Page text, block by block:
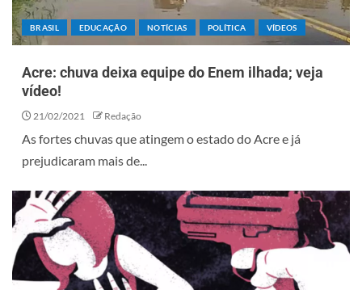
BRASIL EDUCAÇÃO NOTÍCIAS POLÍTICA VÍDEOS
Acre: chuva deixa equipe do Enem ilhada; veja
vídeo!
21/02/2021 Redação
As fortes chuvas que atingem o estado do Acre e já
prejudicaram mais de...